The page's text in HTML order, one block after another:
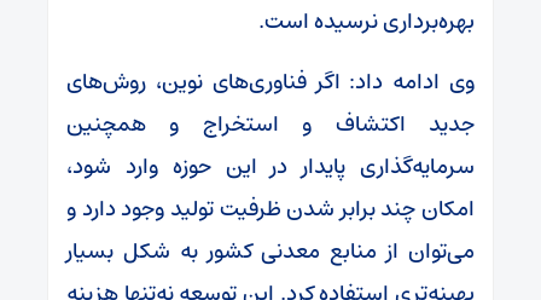
بهره‌برداری نرسیده است.
وی ادامه داد: اگر فناوری‌های نوین، روش‌های
جدید اکتشاف و استخراج و همچنین
سرمایه‌گذاری پایدار در این حوزه وارد شود،
امکان چند برابر شدن ظرفیت تولید وجود دارد و
می‌توان از منابع معدنی کشور به شکل بسیار